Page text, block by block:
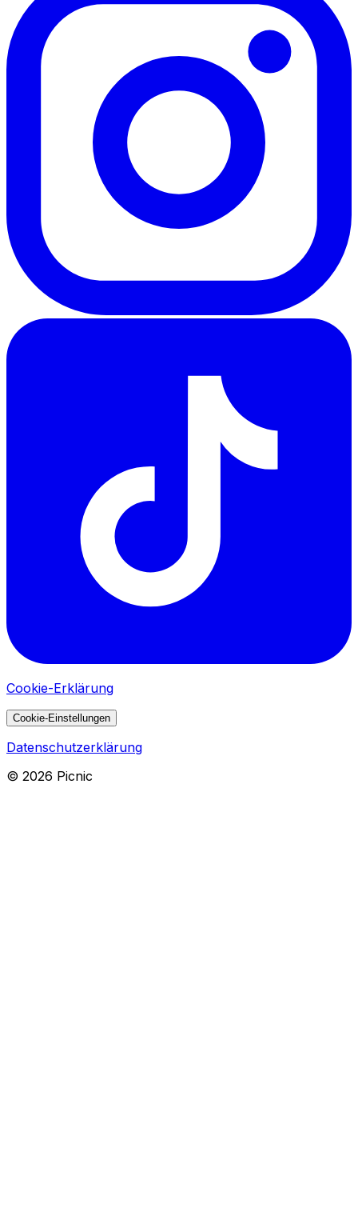
Cookie-Erklärung
Cookie-Einstellungen
Datenschutzerklärung
© 2026 Picnic